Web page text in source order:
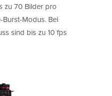
zu 70 Bilder pro
Modus. Bei
sind bis zu 10 fps